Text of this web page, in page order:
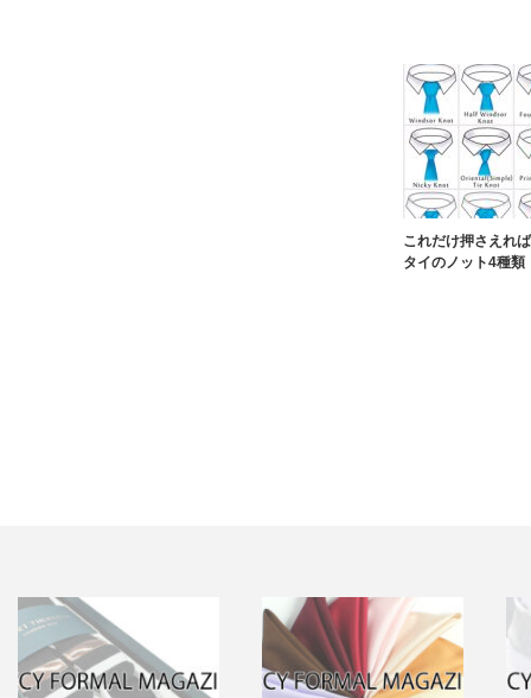
これだけ押さえれ
タイのノット4種類